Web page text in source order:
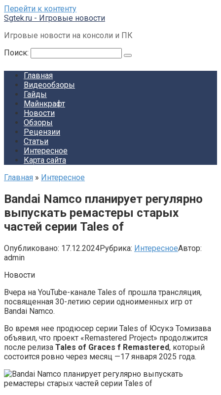
Перейти к контенту
Sgtek.ru - Игровые новости
Игровые новости на консоли и ПК
Поиск:
Главная
Видеообзоры
Гайды
Майнкрафт
Новости
Обзоры
Рецензии
Статьи
Интересное
Карта сайта
Главная » Интересное
Bandai Namco планирует регулярно
выпускать ремастеры старых
частей серии Tales of
Опубликовано: 17.12.2024Рубрика: ИнтересноеАвтор:
admin
Новости
Вчера на YouTube-канале Tales of прошла трансляция,
посвященная 30-летию серии одноименных игр от
Bandai Namco.
Во время нее продюсер серии Tales of Юсукэ Томизава
объявил, что проект «Remastered Project» продолжится
после релиза Tales of Graces f Remastered, который
состоится ровно через месяц —17 января 2025 года.